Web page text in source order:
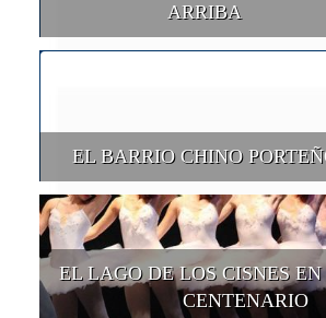
ARRIBA
EL BARRIO CHINO
EL LAGO DE LOS CISNES EN
CENTENARIO